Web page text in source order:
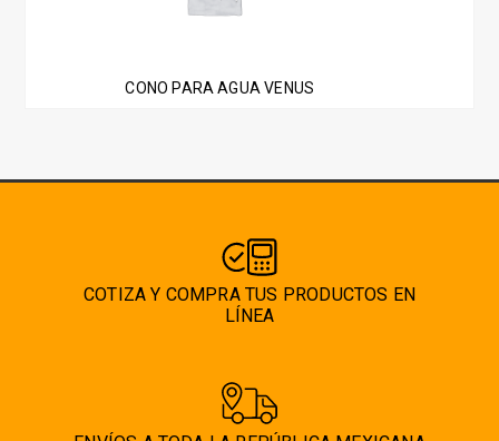
CONO PARA AGUA VENUS
COTIZA Y COMPRA TUS PRODUCTOS EN
LÍNEA